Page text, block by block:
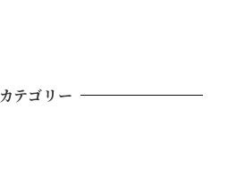
カテゴリー